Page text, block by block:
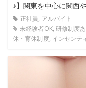
♪】関東を中心に関西
正社員, アルバイト
未経験者OK, 研修制度
休・育休制度, インセンテ